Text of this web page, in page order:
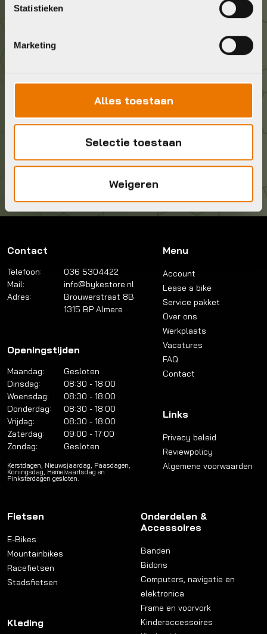
Statistieken
Marketing
Alles toestaan
Selectie toestaan
Weigeren
info@bykestore.nl
Geef ons een belletje
Kom langs!
Brouwerstraat 8B
1315 BP Almere
Contact
Telefoon:
036 5304422
Mail:
info@bykestore.nl
Adres:
Brouwerstraat 8B
1315 BP Almere
Openingstijden
Maandag:
Gesloten
Dinsdag:
08:30 - 18:00
Woensdag:
08:30 - 18:00
Donderdag:
08:30 - 18:00
Vrijdag:
08:30 - 18:00
Zaterdag:
09:00 - 17:00
Zondag:
Gesloten
Kerstdagen, Nieuwsjaardag, Paasdagen,
Koningsdag, Hemelvaartsdag en
Pinksterdagen gesloten.
Menu
Account
Lease a bike
Service pakket
Over ons
Werkplaats
Vacatures
FAQ
Contact
Links
Privacy beleid
Reviewpolicy
Algemene voorwaarden
Fietsen
E-Bikes
Mountainbikes
Racefietsen
Stadsfietsen
Kleding
Onderdelen &
Accessoires
Banden
Bidons
Computers, navigatie en
elektronica
Frame en voorvork
Kinderaccessoires